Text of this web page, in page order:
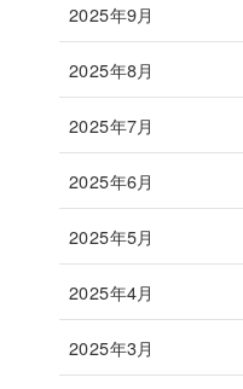
2025年9月
2025年8月
2025年7月
2025年6月
2025年5月
2025年4月
2025年3月